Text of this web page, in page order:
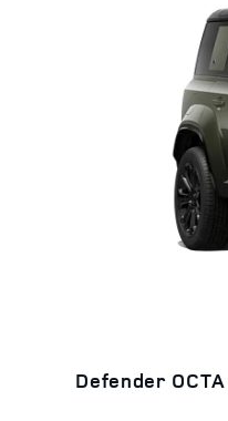
Defender OCTA